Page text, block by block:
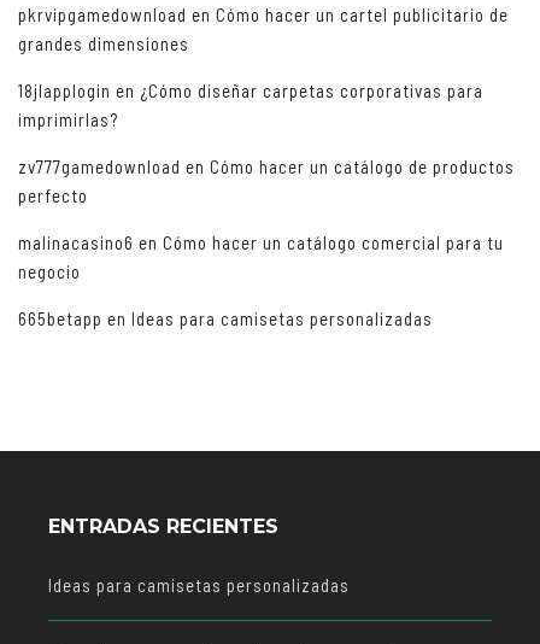
pkrvipgamedownload en Cómo hacer un cartel publicitario de
grandes dimensiones
18jlapplogin en ¿Cómo diseñar carpetas corporativas para
imprimirlas?
zv777gamedownload en Cómo hacer un catálogo de productos
perfecto
malinacasino6 en Cómo hacer un catálogo comercial para tu
negocio
665betapp en Ideas para camisetas personalizadas
ENTRADAS RECIENTES
Ideas para camisetas personalizadas